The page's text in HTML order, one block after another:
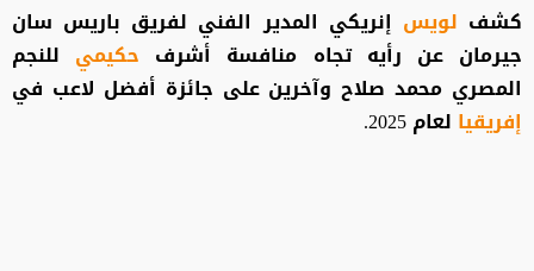
كشف لويس إنريكي المدير الفني لفريق باريس سان
جيرمان عن رأيه تجاه منافسة أشرف حكيمي للنجم
المصري محمد صلاح وآخرين على جائزة أفضل لاعب في
إفريقيا لعام 2025.